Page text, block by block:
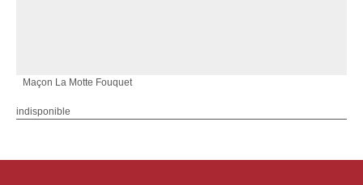
Maçon La Motte Fouquet
indisponible